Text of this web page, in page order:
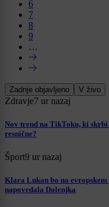
6
7
8
9
…
Zadnje objavljeno V živo
Zdravje7 ur nazaj
Nov trend na TikToku, ki
resnične?
Šport9 ur nazaj
Klara Lukan bo na
napovedala Dolenjka